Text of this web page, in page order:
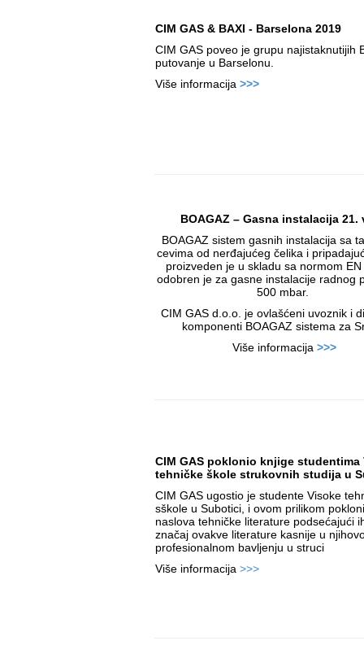
CIM GAS & BAXI - Barselona 2019
CIM GAS poveo je grupu najistaknutijih
putovanje u Barselonu.
Više informacija >>>
BOAGAZ – Gasna instalacija 21.
BOAGAZ sistem gasnih instalacija sa
cevima od nerđajućeg čelika i
proizveden je u skladu sa normom
odobren je za gasne instalacije radnog
500 mbar.
CIM GAS d.o.o. je ovlašćeni uvoznik i
komponenti BOAGAZ sistema za
Više informacija >>>
CIM GAS poklonio knjige studentima
tehničke škole strukovnih studija u
CIM GAS ugostio je studente Visoke
sškole u Subotici, i ovom prilikom
naslova tehničke literature podsećajući
značaj ovakve literature kasnije u
profesionalnom bavljenju u struci
Više informacija >>>